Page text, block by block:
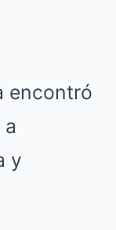
encontró
y